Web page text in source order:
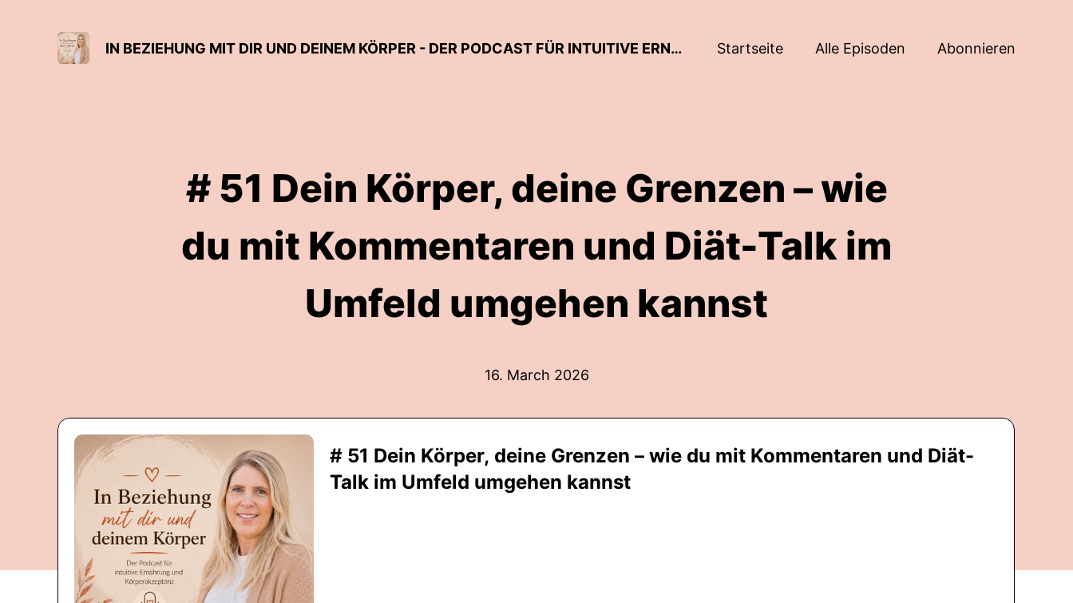
IN BEZIEHUNG MIT DIR UND DEINEM KÖRPER - DER PODCAST FÜR INTUITIVE ERNÄHRUNG & KÖRPERAKZEPTANZ Startseite Alle Episoden Abonnieren
# 51 Dein Körper, deine Grenzen – wie
du mit Kommentaren und Diät-Talk im
Umfeld umgehen kannst
16. March 2026